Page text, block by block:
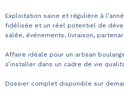
Exploitation saine et régulière à
fidélisée et un réel potentiel de
salée, événements, livraison,
Affaire idéale pour un artisan
s’installer dans un cadre de vie
Dossier complet disponible sur